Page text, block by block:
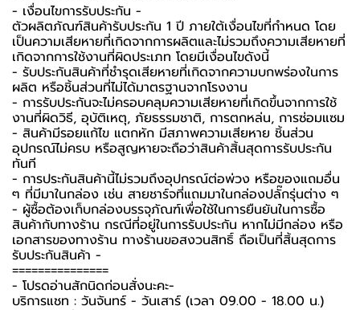
-️ เงื่อนไขการรับประกัน -️
ตัวผลิตภัณฑ์สินค้ารับประกัน 1 ปี ภายใต้เงื่อนไขที่กำหนด โดย
เป็นความเสียหายที่เกิดจากการผลิตและไม่รวมถึงความเสียหายที่
เกิดจากการใช้งานที่ผิดประเภท โดยมีเงื่อนไขดังนี้
- รับประกันสินค้าที่ชำรุดเสียหายที่เกิดจากความบกพร่องในการ
ผลิต หรือชิ้นส่วนที่ไม่ได้มาตรฐานจากโรงงาน
- การรับประกันจะไม่ครอบคลุมความเสียหายที่เกิดขึ้นจากการใช้
งานที่ผิดวิธี, อุบัติเหตุ, ภัยธรรมชาติ, การตกหล่น, การซ่อมแซม
- สินค้ามีรอยแก้ไข แตกหัก มีสภาพความเสียหาย ชิ้นส่วน
อุปกรณ์ไม่ครบ หรือสูญหายจะถือว่าสินค้าสิ้นสุดการรับประกัน
ทันที
- การประกันสินค้านี้ไม่รวมถึงอุปกรณ์ต่อพ่วง หรือของแถมอื่น
ๆ ที่มีมาในกล่อง เช่น สายชาร์จที่แถมมาในกล่องปลั๊กรุ่นต่าง ๆ
-️ ผู้ซื้อต้องเก็บกล่องบรรจุภัณฑ์เพื่อใช้ในการยืนยันในการซื้อ
สินค้ากับทางร้าน กรณีที่อยู่ในการรับประกัน หากไม่มีกล่อง หรือ
เอกสารของทางร้าน ทางร้านขอสงวนสิทธิ์ ถือเป็นที่สิ้นสุดการ
รับประกันสินค้า -️
===============
-️ โปรดอ่านสักนิดก่อนสั่งนะคะ-️
บริการแชท : วันจันทร์ - วันเสาร์ (เวลา 09.00 - 18.00 น.)